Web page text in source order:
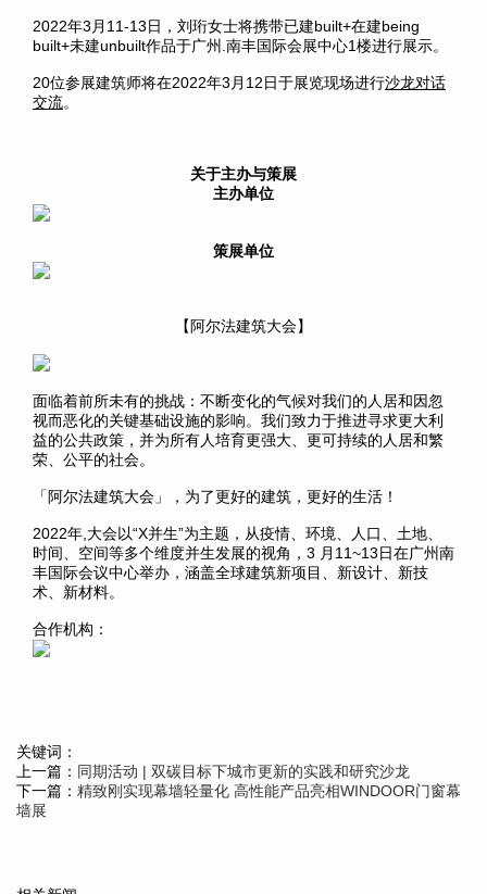
2022年3月11-13日，刘珩女士将携带已建built+在建being
built+未建unbuilt作品于广州.南丰国际会展中心1楼进行展示。
20位参展建筑师将在2022年3月12日于展览现场进行沙龙对话
交流。
关于主办与策展
主办单位
策展单位
【阿尔法建筑大会】
面临着前所未有的挑战：不断变化的气候对我们的人居和因忽
视而恶化的关键基础设施的影响。我们致力于推进寻求更大利
益的公共政策，并为所有人培育更强大、更可持续的人居和繁
荣、公平的社会。
「阿尔法建筑大会」，为了更好的建筑，更好的生活！
2022年,大会以“X并生”为主题，从疫情、环境、人口、土地、
时间、空间等多个维度并生发展的视角，3 月11~13日在广州南
丰国际会议中心举办，涵盖全球建筑新项目、新设计、新技
术、新材料。
合作机构：
关键词：
上一篇： 同期活动 | 双碳目标下城市更新的实践和研究沙龙
下一篇： 精致刚实现幕墙轻量化 高性能产品亮相WINDOOR门窗幕
墙展